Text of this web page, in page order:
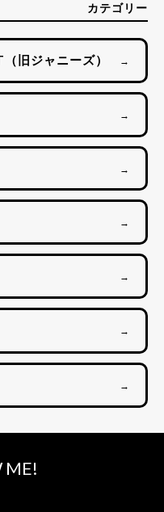
カテゴリー
旧ジャニーズ） →
→
→
→
→
→
→
ME!